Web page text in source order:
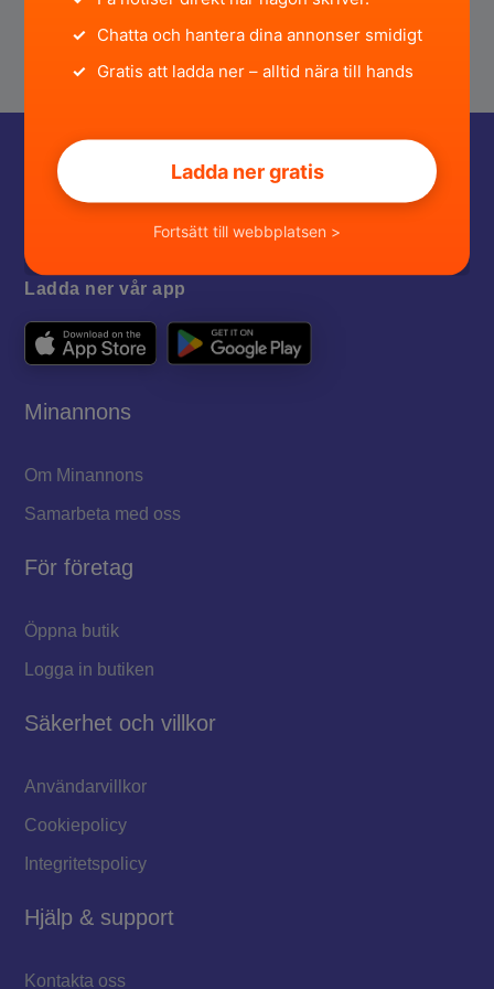
✓ Chatta och hantera dina annonser smidigt
✓ Gratis att ladda ner – alltid nära till hands
Ladda ner gratis
Fortsätt till webbplatsen >
Ladda ner vår app
Minannons
Om Minannons
Samarbeta med oss
För företag
Öppna butik
Logga in butiken
Säkerhet och villkor
Användarvillkor
Cookiepolicy
Integritetspolicy
Hjälp & support
Kontakta oss